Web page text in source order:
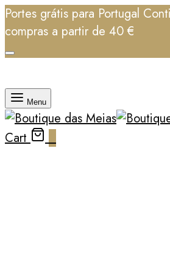
Portes grátis para Portugal
compras a partir de 40 €
Menu
Cart 0